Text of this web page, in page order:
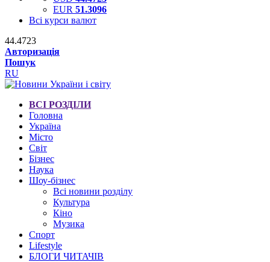
EUR 51.3096
Всі курси валют
44.4723
Авторизація
Пошук
RU
ВСІ РОЗДІЛИ
Головна
Україна
Місто
Світ
Бізнес
Наука
Шоу-бізнес
Всі новини розділу
Культура
Кіно
Музика
Спорт
Lifestyle
БЛОГИ ЧИТАЧІВ